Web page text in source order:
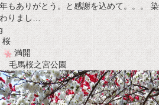
もありがとう。と感謝を込めて。。。
りまし…
桜
満開
馬桜之宮公園